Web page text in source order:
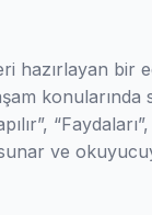
hazırlayan bir
konularında
ve